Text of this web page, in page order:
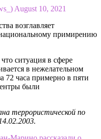
August 10, 2021
возглавляет
примирению
ситуация в сфере
в нежелательном
72 часа примерно в пяти
были
террористической по